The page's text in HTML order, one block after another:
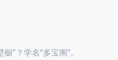
”？学名“多宝阁”。